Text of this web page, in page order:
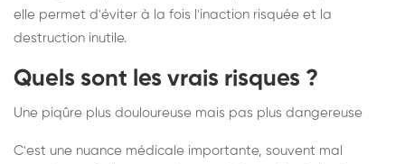
elle permet d'éviter à la fois l'inaction risquée et la
destruction inutile.
Quels sont les vrais risques ?
Une piqûre plus douloureuse mais pas plus dangereuse
C'est une nuance médicale importante, souvent mal